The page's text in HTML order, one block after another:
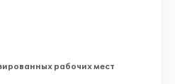
рабочих мест